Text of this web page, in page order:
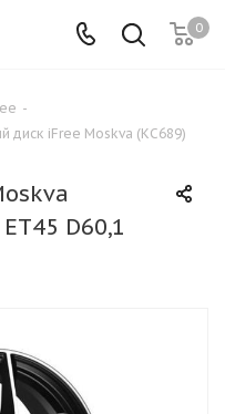
0
-
диск iFree Moskva (КС689)
D60,1